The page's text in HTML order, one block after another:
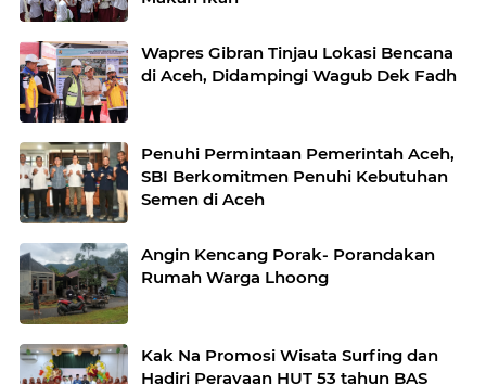
Wapres Gibran Tinjau Lokasi Bencana
di Aceh, Didampingi Wagub Dek Fadh
Penuhi Permintaan Pemerintah Aceh,
SBI Berkomitmen Penuhi Kebutuhan
Semen di Aceh
Angin Kencang Porak- Porandakan
Rumah Warga Lhoong
Kak Na Promosi Wisata Surfing dan
Hadiri Perayaan HUT 53 tahun BAS